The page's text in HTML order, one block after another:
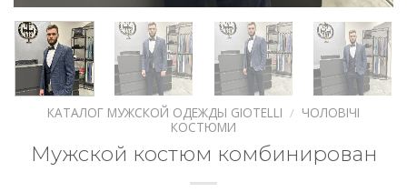
КАТАЛОГ МУЖСКОЙ ОДЕЖДЫ GIOTELLI / ЧОЛОВІЧІ
КОСТЮМИ
Мужской костюм комбинирован